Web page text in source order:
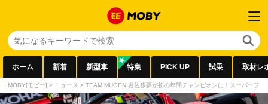
ホーム 新着 新型車 特集 PICK UP 試乗 取材レ
MOBY[モビー] > ニュース > TEAM MUGEN 岩佐歩夢が初の年間チャンピオンに！スーパーフ